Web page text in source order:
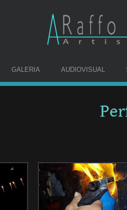
GALERIA AUDIOVISUAL